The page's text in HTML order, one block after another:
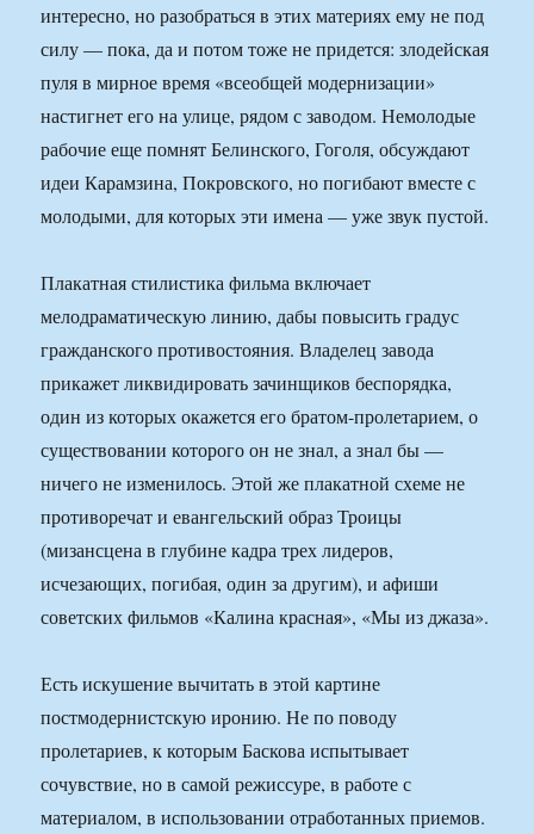
интересно, но разобраться в этих материях ему не под
силу — пока, да и потом тоже не придется: злодейская
пуля в мирное время «всеобщей модернизации»
настигнет его на улице, рядом с заводом. Немолодые
рабочие еще помнят Белинского, Гоголя, обсуждают
идеи Карамзина, Покровского, но погибают вместе с
молодыми, для которых эти имена — уже звук пустой.
Плакатная стилистика фильма включает
мелодраматическую линию, дабы повысить градус
гражданского противостояния. Владелец завода
прикажет ликвидировать зачинщиков беспорядка,
один из которых окажется его братом-пролетарием, о
существовании которого он не знал, а знал бы —
ничего не изменилось. Этой же плакатной схеме не
противоречат и евангельский образ Троицы
(мизансцена в глубине кадра трех лидеров,
исчезающих, погибая, один за другим), и афиши
советских фильмов «Калина красная», «Мы из джаза».
Есть искушение вычитать в этой картине
постмодернистскую иронию. Не по поводу
пролетариев, к которым Баскова испытывает
сочувствие, но в самой режиссуре, в работе с
материалом, в использовании отработанных приемов.